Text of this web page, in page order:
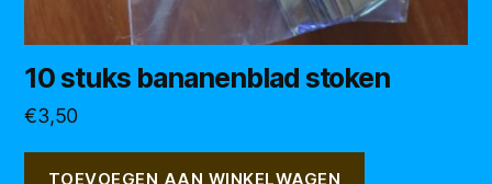
10 stuks bananenblad stoken
€3,50
TOEVOEGEN AAN WINKELWAGEN